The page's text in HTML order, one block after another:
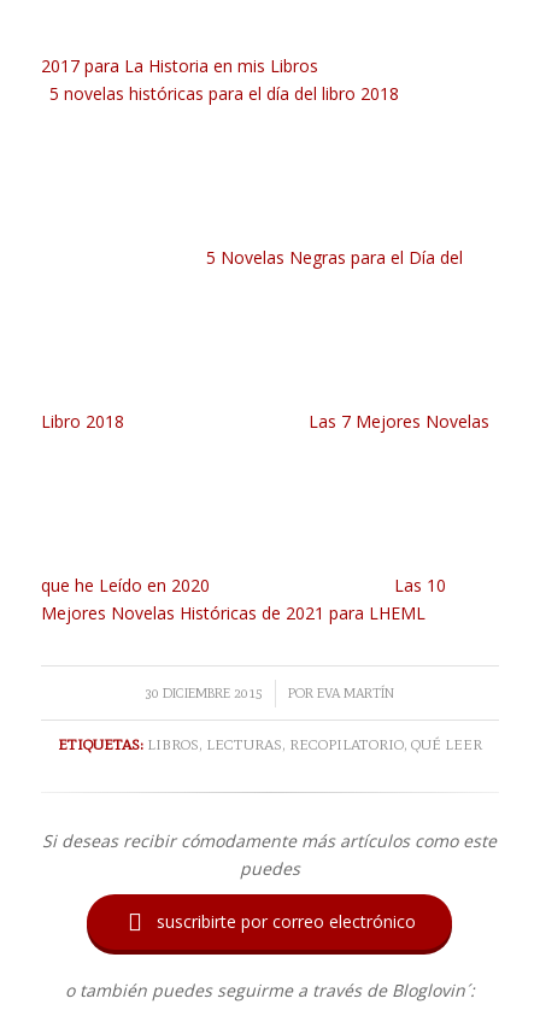
2017 para La Historia en mis Libros
5 novelas históricas para el día del libro 2018
5 Novelas Negras para el Día del
Libro 2018 Las 7 Mejores Novelas
que he Leído en 2020
Las 10
Mejores Novelas Históricas de 2021 para LHEML
30 DICIEMBRE 2015
/ POREVA MARTÍN
ETIQUETAS: LIBROS, LECTURAS, RECOPILATORIO, QUÉ LEER
Si deseas recibir cómodamente más artículos como este
puedes
 suscribirte por correo electrónico
o también puedes seguirme a través de Bloglovin´: